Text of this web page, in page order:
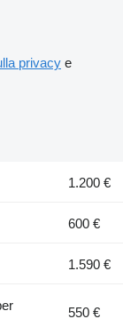
privacy e
1.200 €
600 €
1.590 €
550 €